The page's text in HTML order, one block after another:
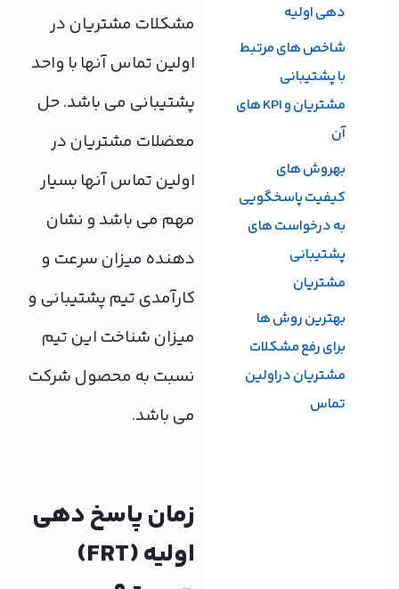
مشکلات مشتریان در
اولین تماس آنها با واحد
پشتیبانی می باشد. حل
معضلات مشتریان در
اولین تماس آنها بسیار
مهم می باشد و نشان
دهنده میزان سرعت و
کارآمدی تیم پشتیبانی و
میزان شناخت این تیم
نسبت به محصول شرکت
می باشد.
زمان پاسخ دهی
اولیه (FRT)
دهی اولیه
شاخص های مرتبط
با پشتیبانی
مشتریان و KPI های
آن
بهروش های
کیفیت پاسخگویی
به درخواست های
پشتیبانی
مشتریان
بهترین روش ها
برای رفع مشکلات
مشتریان دراولین
تماس